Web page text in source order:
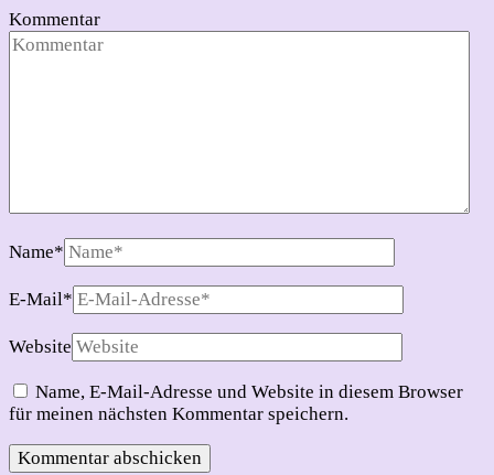
Kommentar
Name*
E-Mail*
Website
Name, E-Mail-Adresse und Website in diesem Browser
für meinen nächsten Kommentar speichern.